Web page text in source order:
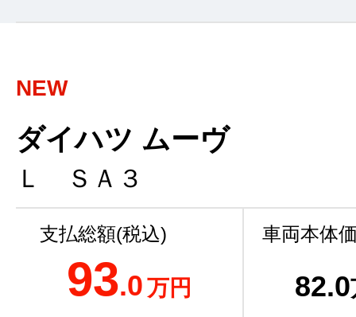
NEW
ダイハツ ムーヴ
Ｌ ＳＡ３
支払総額(税込)
93.0万円
車両本体
82.0